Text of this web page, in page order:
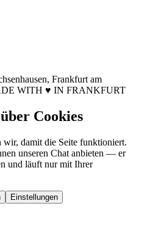
Frankfurt am
WITH ♥ IN FRANKFURT
Cookies
damit die Seite funktioniert.
unseren Chat anbieten — er
und läuft nur mit Ihrer
Einstellungen